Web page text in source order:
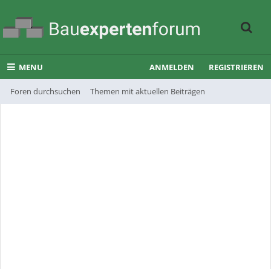
MENU
Foren durchsuchen Themen mit aktuellen Beiträgen
ANMELDEN REGISTRIEREN